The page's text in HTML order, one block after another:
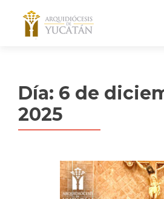
Día: 6 de
2025